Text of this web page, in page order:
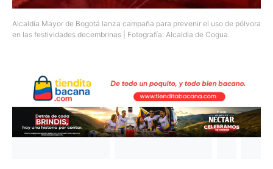
Alcaldía Mayor de Bogotá lanza campaña para prevenir el uso de pólvora
en las festividades decembrinas | Fotografía: Alcaldia de Cogua.